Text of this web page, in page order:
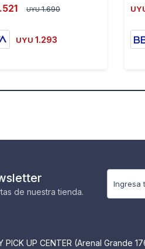
UYU 1.690
UYU 1.293
de nuestra tienda.
PICK UP CENTER (Arenal Grande